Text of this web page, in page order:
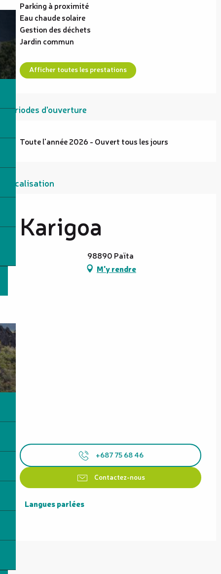
Parking à proximité
Eau chaude solaire
Gestion des déchets
Jardin commun
Afficher toutes les prestations
Périodes d'ouverture
Toute l'année 2026 - Ouvert tous les jours
Localisation
Karigoa
98890 Païta
M'y rendre
+687 75 68 46
Contactez-nous
Langues parlées
Langues parlées